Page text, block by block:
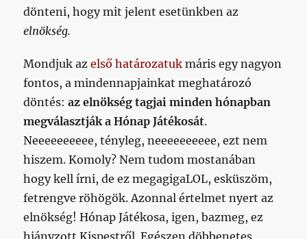
dönteni, hogy mit jelent esetünkben az
elnökség.
Mondjuk azelső határozatuk máris egy nagyon
fontos, a mindennapjainkat meghatározó
döntés:az elnökség tagjai minden hónapban
megválasztják a Hónap Játékosát.
Neeeeeeeeee, tényleg, neeeeeeeeee, ezt nem
hiszem. Komoly? Nem tudom mostanában
hogy kell írni, de ez megagigaLOL, esküszöm,
fetrengve röhögök. Azonnal értelmet nyert az
elnökség! Hónap Játékosa, igen, bazmeg, ez
hiányzott Kispestről. Egészen döbbenetes,